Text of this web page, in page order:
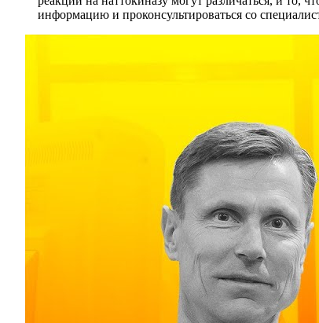
информацию и проконсультироваться со